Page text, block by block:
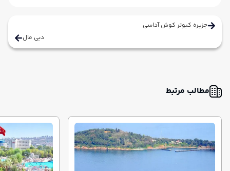
جزیره کبوتر کوش آداسی
دبی مال
مطالب مرتبط